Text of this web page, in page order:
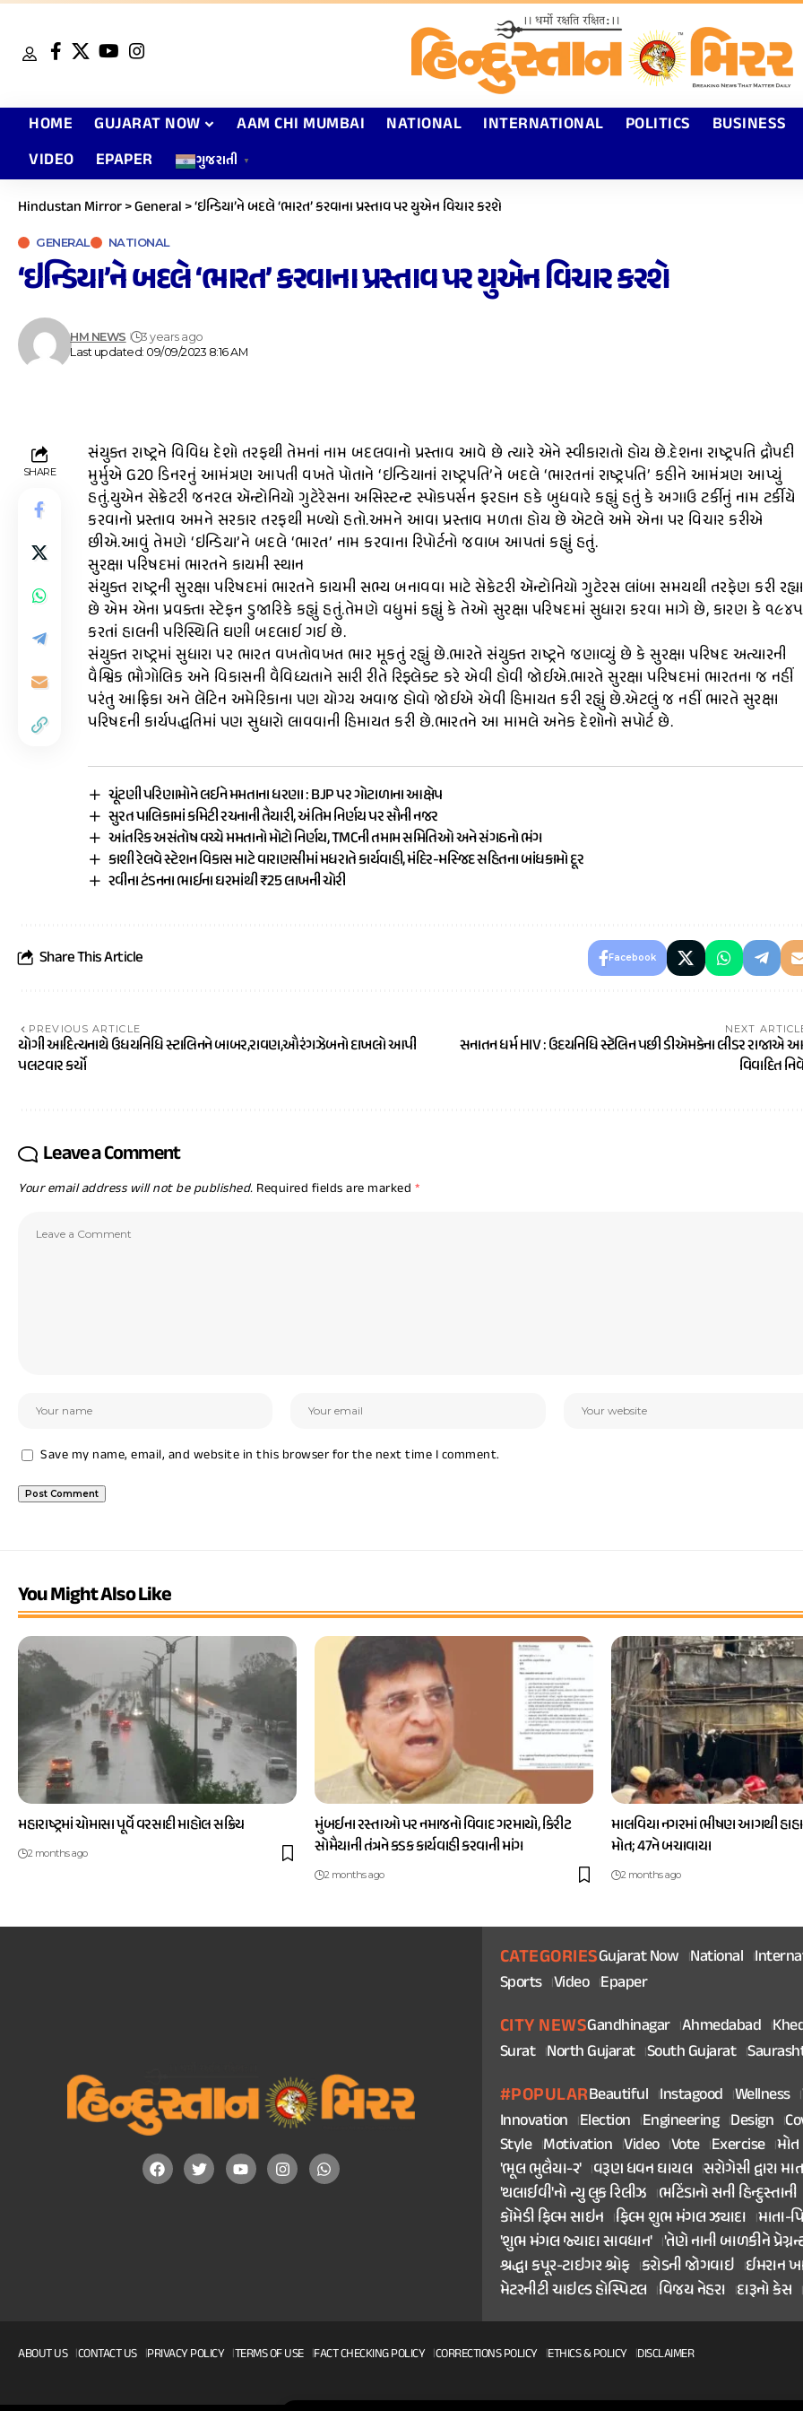
HOME GUJARAT NOW AAM CHI MUMBAI NATIONAL INTERNATIONAL POLITICS BUSINESS
VIDEO
EPAPER ગુજરાતી ▼
Hindustan Mirror>General >‘ઇન્ડિયા’ને બદલે ‘ભારત’ કરવાના પ્રસ્તાવ પર યુએન વિચાર કરશે
GENERAL NATIONAL
‘ઇન્ડિયા’ને બદલે ‘ભારત’ કરવાના પ્રસ્તાવ પર યુએન વિચાર કરશે
Last updated: 09/09/2023 8:16 AM
HM NEWS 3 years ago
SHARE
સંયુક્ત રાષ્ટ્રને વિવિધ દેશો તરફથી તેમનાં નામ બદલવાનો પ્રસ્તાવ આવે છે ત્યારે એને સ્વીકારાતો હોય છે.દેશના રાષ્ટ્રપતિ દ્રૌપદી
મુર્મુએ G20 ડિનરનું આમંત્રણ આપતી વખતે પોતાને ‘ઇન્ડિયાનાં રાષ્ટ્રપતિ’ને બદલે ‘ભારતનાં રાષ્ટ્રપતિ’ કહીને આમંત્રણ આપ્યું
હતું.યુએન સેક્રેટરી જનરલ ઍન્ટોનિયો ગુટેરેસના અસિસ્ટન્ટ સ્પોકપર્સન ફરહાન હકે બુધવારે કહ્યું હતું કે અગાઉ ટર્કીનું નામ ટર્કીયે
કરવાનો પ્રસ્તાવ અમને સરકાર તરફથી મળ્યો હતો.અમને આવા પ્રસ્તાવ મળતા હોય છે એટલે અમે એના પર વિચાર કરીએ
છીએ.આવું તેમણે ‘ઇન્ડિયા’ને બદલે ‘ભારત’ નામ કરવાના રિપોર્ટનો જવાબ આપતાં કહ્યું હતું.
સુરક્ષા પરિષદમાં ભારતને કાયમી સ્થાન
સંયુક્ત રાષ્ટ્રની સુરક્ષા પરિષદમાં ભારતને કાયમી સભ્ય બનાવવા માટે સેક્રેટરી ઍન્ટોનિયો ગુટેરસ લાંબા સમયથી તરફેણ કરી રહ્યા
છે એમ એના પ્રવક્તા સ્ટેફન ડુજારિકે કહ્યું હતું.તેમણે વધુમાં કહ્યું કે તેઓ સુરક્ષા પરિષદમાં સુધારા કરવા માગે છે, કારણ કે ૧૯૪૫
કરતાં હાલની પરિસ્થિતિ ઘણી બદલાઈ ગઈ છે.
સંયુક્ત રાષ્ટ્રમાં સુધારા પર ભારત વખતોવખત ભાર મૂકતું રહ્યું છે.ભારતે સંયુક્ત રાષ્ટ્રને જણાવ્યું છે કે સુરક્ષા પરિષદ અત્યારની
વૈશ્વિક ભૌગોલિક અને વિકાસની વૈવિધ્યતાને સારી રીતે રિફ્લેક્ટ કરે એવી હોવી જોઈએ.ભારતે સુરક્ષા પરિષદમાં ભારતના જ નહીં
પરંતુ આફ્રિકા અને લૅટિન અમેરિકાના પણ યોગ્ય અવાજ હોવો જોઈએ એવી હિમાયત કરી રહ્યું છે.એટલું જ નહીં ભારતે સુરક્ષા
પરિષદની કાર્યપદ્ધતિમાં પણ સુધારો લાવવાની હિમાયત કરી છે.ભારતને આ મામલે અનેક દેશોનો સપોર્ટ છે.
ચૂંટણી પરિણામોને લઈને મમતાના ધરણા : BJP પર ગોટાળાના આક્ષેપ
સુરત પાલિકામાં કમિટી રચનાની તૈયારી, અંતિમ નિર્ણય પર સૌની નજર
આંતરિક અસંતોષ વચ્ચે મમતાનો મોટો નિર્ણય, TMCની તમામ સમિતિઓ અને સંગઠનો ભંગ
કાશી રેલવે સ્ટેશન વિકાસ માટે વારાણસીમાં મધરાતે કાર્યવાહી, મંદિર-મસ્જિદ સહિતના બાંધકામો દૂર
રવીના ટંડનના ભાઈના ઘરમાંથી ₹25 લાખની ચોરી
Share This Article Facebook
PREVIOUS ARTICLE
યોગી આદિત્યનાથે ઉધયનિધિ સ્ટાલિનને બાબર,રાવણ,ઔરંગઝેબનો દાખલો આપી
પલટવાર કર્યો
NEXT
સનાતન ધર્મ HIV : ઉદયનિધિ સ્ટૅલિન પછી ડીએમકેના લીડર રાજાએ
વિવાદિત
Leave a Comment
Your email address will not be published. Required fields are marked *
Save my name, email, and website in this browser for the next time I comment.
You Might Also Like
મહારાષ્ટ્રમાં ચોમાસા પૂર્વે વરસાદી માહોલ સક્રિય
2 months ago
મુંબઈના રસ્તાઓ પર નમાજનો વિવાદ ગરમાયો, કિરીટ
સોમૈયાની તંત્રને કડક કાર્યવાહી કરવાની માંગ
2 months ago
માલવિયા નગરમાં ભીષણ આગથી
મોત; 47ને બચાવાયા
2 months ago
CATEGORIESGujarat Now National
Sports Video Epaper
CITY NEWSGandhinagar Ahmedabad
Surat North Gujarat South Gujarat
#POPULARBeautiful Instagood Wellness
Innovation Election Engineering Design
Style Motivation Video Vote Exercise મોત
'ભૂલ ભુલૈયા-૨' વરૂણ ધવન ઘાયલ સરોગેસી દ્વારા
'થલાઈવી'નો ન્યુ લુક રિલીઝ ભટિંડાનો સની હિન્દુસ્તાની
કૉમેડી ફિલ્મ સાઇન ફિલ્મ શુભ મંગલ ઝ્યાદા માતા-
'શુભ મંગલ જ્યાદા સાવધાન' 'તેણે નાની બાળકીને
શ્રદ્ધા કપૂર-ટાઇગર શ્રોફ કરોડની જોગવાઇ ઈમરાન
મેટરનીટી ચાઇલ્ડ હોસ્પિટલ વિજય નેહરા દારૂનો કેસ
ABOUT US CONTACT US PRIVACY POLICY TERMS OF USE FACT CHECKING POLICY CORRECTIONS POLICY ETHICS & POLICY DISCLAIMER